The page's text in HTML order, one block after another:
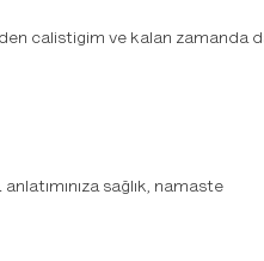
calistigim ve kalan
sağlık, namaste